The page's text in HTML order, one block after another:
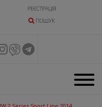
РЕЄСТРАЦІЯ
ПОШУК